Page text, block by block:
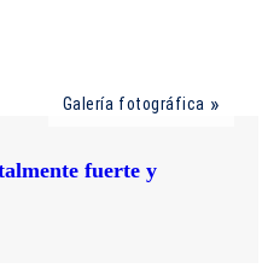
Galería fotográfica
fuerte y